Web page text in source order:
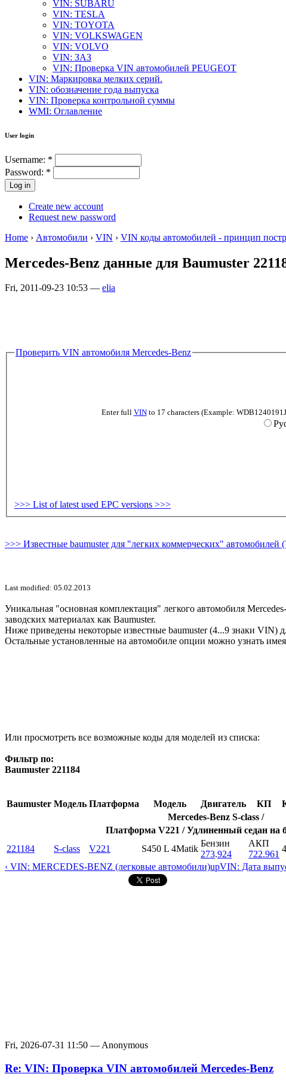
VIN: SUBARU
VIN: TESLA
VIN: TOYOTA
VIN: VOLKSWAGEN
VIN: VOLVO
VIN: ЗАЗ
VIN: Проверка VIN автомобилей PEUGEOT
VIN: Маркировка мелких серий.
VIN: обозначение года выпуска
VIN: Проверка контрольной суммы
WMI: Оглавление
User login
Username: *
Password: *
Create new account
Request new password
Home › Автомобили › VIN › VIN коды автомобилей - принцип
Mercedes-Benz данные для Baumuster
Fri, 2011-09-23 10:53 — elia
Проверить VIN автомобиля Mercedes-Benz
Enter full VINto 17 characters (Example:
>>> List of latest used EPC versions >>>
>>> Известные baumuster для "легких коммерческих"
Last modified: 05.02.2013
Уникальная "основная комплектация" легкого автомобиля
заводских материалах как Baumuster.
Ниже приведены некоторые известные baumuster (4...9 знаки VIN)
Остальные установленные на автомобиле опции можно узнать
Или просмотреть все возможные коды для моделей из списка:
Фильтр по:
Baumuster 221184
Baumuster Модель Платформа Модель Двигатель КП
Mercedes-Benz S-class /
Платформа V221 / Удлиненный седан на
221184
S-class V221 S450 L 4Matik
Бензин
273.924
АКП
722.961
4
‹ VIN: MERCEDES-BENZ (легковые автомобили)upVIN: Дата
Fri, 2026-07-31 11:50 — Anonymous
Re: VIN: Проверка VIN автомобилей Mercedes-Benz